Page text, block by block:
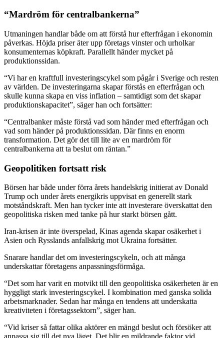
“Mardröm för centralbankerna”
Utmaningen handlar både om att förstå hur efterfrågan i ekonomin
påverkas. Höjda priser äter upp företags vinster och urholkar
konsumenternas köpkraft. Parallellt händer mycket på
produktionssidan.
“Vi har en kraftfull investeringscykel som pågår i Sverige och resten
av världen. De investeringarna skapar förstås en efterfrågan och
skulle kunna skapa en viss inflation – samtidigt som det skapar
produktionskapacitet”, säger han och fortsätter:
“Centralbanker måste förstå vad som händer med efterfrågan och
vad som händer på produktionssidan. Där finns en enorm
transformation. Det gör det till lite av en mardröm för
centralbankerna att ta beslut om räntan.”
Geopolitiken fortsatt risk
Börsen har både under förra årets handelskrig initierat av Donald
Trump och under årets energikris uppvisat en generellt stark
motståndskraft. Men han tycker inte att investerare överskattat den
geopolitiska risken med tanke på hur starkt börsen gått.
Iran-krisen är inte överspelad, Kinas agenda skapar osäkerhet i
Asien och Rysslands anfallskrig mot Ukraina fortsätter.
Snarare handlar det om investeringscykeln, och att många
underskattar företagens anpassningsförmåga.
“Det som har varit en motvikt till den geopolitiska osäkerheten är en
hyggligt stark investeringscykel. I kombination med ganska solida
arbetsmarknader. Sedan har många en tendens att underskatta
kreativiteten i företagssektorn”, säger han.
“Vid kriser så fattar olika aktörer en mängd beslut och försöker att